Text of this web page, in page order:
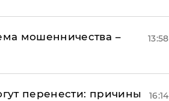
мошенничества –
13:58
перенести: причины
16:14